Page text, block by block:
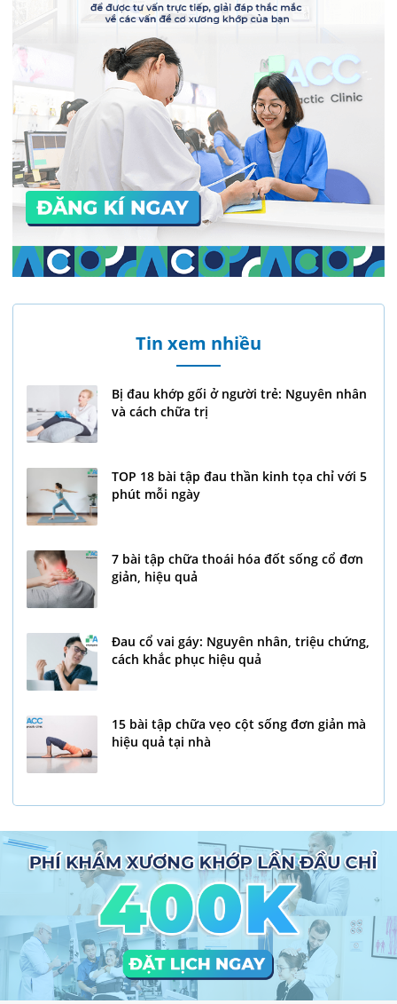
Tin xem nhiều
Bị đau khớp gối ở người trẻ: Nguyên nhân
và cách chữa trị
TOP 18 bài tập đau thần kinh tọa chỉ với 5
phút mỗi ngày
7 bài tập chữa thoái hóa đốt sống cổ đơn
giản, hiệu quả
Đau cổ vai gáy: Nguyên nhân, triệu chứng,
cách khắc phục hiệu quả
15 bài tập chữa vẹo cột sống đơn giản mà
hiệu quả tại nhà